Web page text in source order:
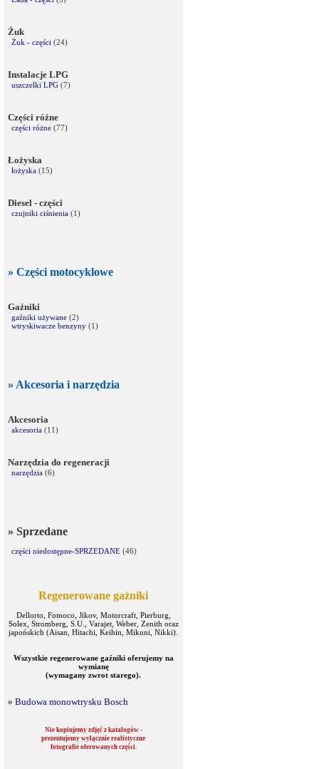
Żuk
Żuk - części (24)
Instalacje LPG
uszczelki LPG (7)
Części różne
części różne (77)
Łożyska
łożyska (15)
Diesel - części
czujniki ciśnienia (1)
» Części motocyklowe
Gaźniki
gaźniki używane (2)
wtryskiwacze benzyny (1)
» Akcesoria i narzędzia
Akcesoria
akcesoria (11)
Narzędzia do regeneracji
narzędzia (6)
» Sprzedane
części niedostępne-SPRZEDANE (46)
Regenerowane gaźniki
Dellorto, Fomoco, Jikov, Motorcraft, Pierburg,
Solex, Stromberg, S.U., Varajet, Weber, Zenith oraz
japońskich (Aisan, Hitachi, Keihin, Mikuni, Nikki).
Wszystkie regenerowane gaźniki oferujemy na
wymianę
(wymagany zwrot starego).
» Budowa monowtrysku Bosch
Nie kopiujemy zdjęć z katalogów -
prezentujemy wyłącznie realistyczne
fotografie oferowanych części.